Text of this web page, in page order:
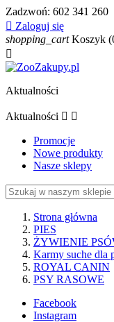
Zadzwoń: 602 341 260
 Zaloguj się
shopping_cart Koszyk

Aktualności
Aktualności  
Promocje
Nowe produkty
Nasze sklepy
Strona główna
PIES
ŻYWIENIE
Karmy suche dla
ROYAL CANIN
PSY RASOWE
Facebook
Instagram